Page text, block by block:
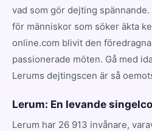
vad som gör dejting
för människor som söker äkta
online.com blivit den
passionerade möten. Gå med
Lerums dejtingscen är så
Lerum: En levande
Lerum har 26 913 invånare,